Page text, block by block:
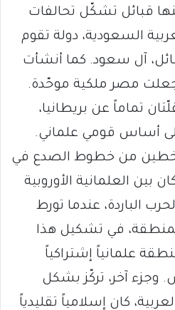
قبائل تشكّل تحالفات
السعودية، دولة تقوم
آل سعود. كما أنشأت
وجعلت مصر ملكية موحّدة.
تماماً عن بريطانيا،
أساس قومي علماني.
خطين من خطوط الصدع في
بين العلمانية الأوروبية
الباردة، عندما تورط
في تشكيل هذا
علمانياً إشتراكياً
وجزء آخر، تركّز بشكل
كان إسلامياً تقليدياً